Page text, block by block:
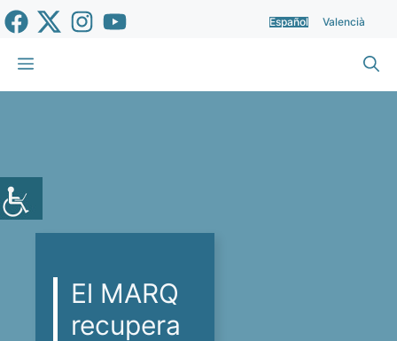
Saltar
al
contenido
Español Valencià
Menú
El MARQ
recupera